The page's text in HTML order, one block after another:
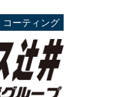
ーティング